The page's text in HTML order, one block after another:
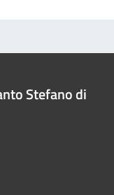
Stefano di